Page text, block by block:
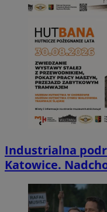
Industrialna
Katowice.